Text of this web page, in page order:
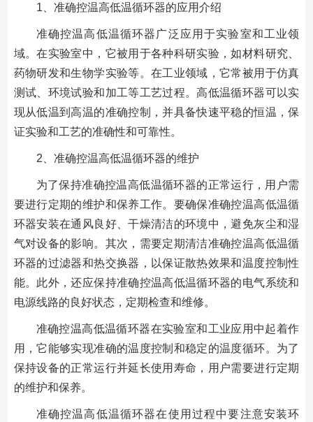
1、准确控温高低温循环器的应用介绍
准确控温高低温循环器广泛应用于实验室和工业领
域。在实验室中，它被用于各种科研实验，如材料研究、
药物研发和生物学实验等。在工业领域，它常被用于仿真
测试、环境试验和加工等工艺过程。高低温循环器可以实
现从低温到高温的准确控制，并具备快速平稳的恒温，保
证实验和工艺的准确性和可靠性。
2、准确控温高低温循环器的维护
为了保持准确控温高低温循环器的正常运行，用户需
要进行定期的维护和保养工作。要确保准确控温高低温循
环器安装在通风良好、干燥清洁的环境中，避免灰尘和湿
气对设备的影响。其次，需要定期清洁准确控温高低温循
环器的过滤器和热交换器，以保证散热效果和温度控制性
能。此外，还应保持准确控温高低温循环器的电气系统和
电源线路的良好状态，定期检查和维修。
准确控温高低温循环器在实验室和工业应用中起着作
用，它能够实现准确的温度控制和稳定的温度循环。为了
保持设备的正常运行并延长使用寿命，用户需要进行定期
的维护和保养。
准确控温高低温循环器在使用过程中要注意安装环